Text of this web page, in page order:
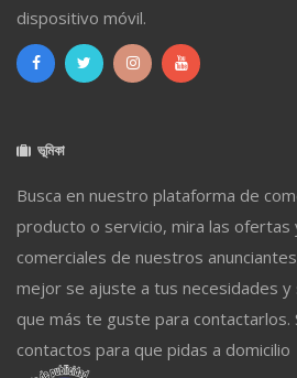
dispositivo móvil.
ভূমিকা
Busca en nuestro plataforma de
producto o servicio, mira las ofertas
comerciales de nuestros
mejor se ajuste a tus necesidades y
que más te guste para contactarlos.
contactos para que pidas a domicilio